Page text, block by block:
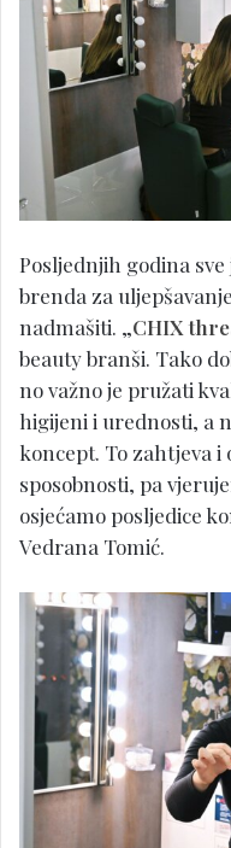
Posljednjih godina
brenda za
nadmašiti. „CHIX
beauty branši. Tako
no važno je pružati
higijeni i urednosti, a
koncept. To zahtjeva
sposobnosti, pa
osjećamo posljedice
Vedrana Tomić.